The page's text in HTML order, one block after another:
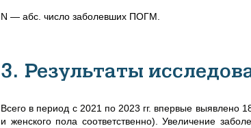
N — абс. число заболевших ПОГМ.
3. Результаты
Всего в период с 2021 по 2023 гг. впервые выявлено
и женского пола соответственно). Увеличение